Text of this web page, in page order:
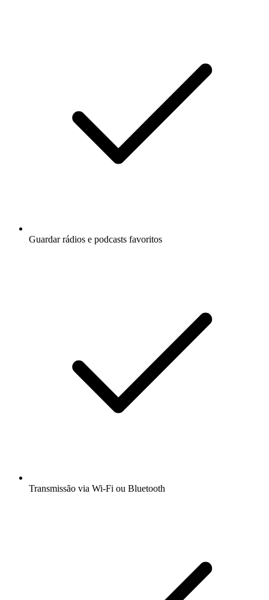
Guardar rádios e podcasts favoritos
Transmissão via Wi-Fi ou Bluetooth